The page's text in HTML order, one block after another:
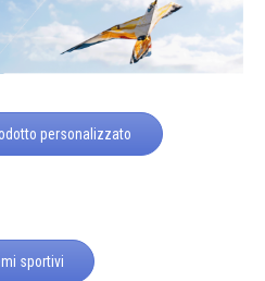
personalizzato
sportivi